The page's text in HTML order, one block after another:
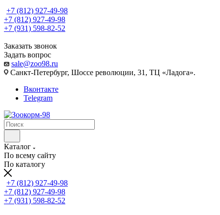
+7 (812) 927-49-98
+7 (812) 927-49-98
+7 (931) 598-82-52
Заказать звонок
Задать вопрос
sale@zoo98.ru
Санкт-Петербург, Шоссе революции, 31, ТЦ «Ладога».
Вконтакте
Telegram
Каталог
По всему сайту
По каталогу
+7 (812) 927-49-98
+7 (812) 927-49-98
+7 (931) 598-82-52